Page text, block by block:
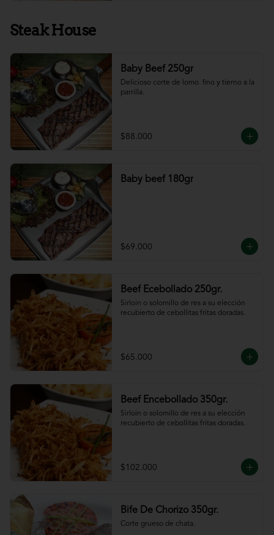
Steak House
Baby Beef 250gr
Delicioso corte de lomo  fino y tierno a la
parrilla.
$88.000
Baby beef 180gr
$69.000
Beef Ecebollado 250gr.
Sirloin o solomillo de res a su elección
recubierto de cebollitas fritas doradas.
$65.000
Beef Encebollado 350gr.
Sirloin o solomillo de res a su elección
recubierto de cebollitas fritas doradas.
$102.000
Bife De Chorizo 350gr.
Corte grueso de chata.